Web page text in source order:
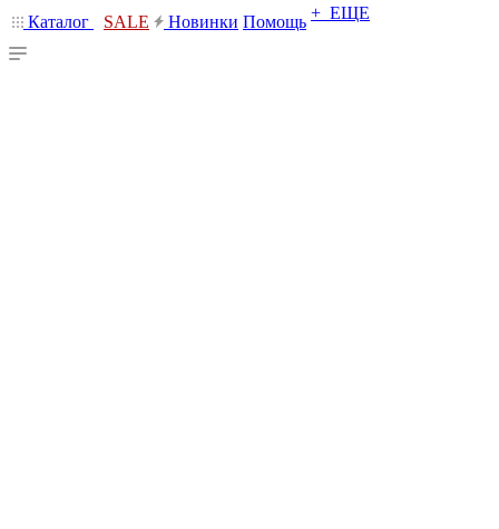
Каталог SALE Новинки Помощь + ЕЩЕ